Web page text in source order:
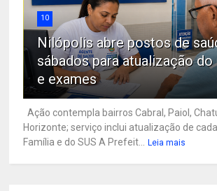
10
Nilópolis abre postos de
sábados para atualização do
e exames
Ação contempla bairros Cabral, Paiol,
Horizonte; serviço inclui atualização de
Família e do SUS A Prefeit...
Leia mais